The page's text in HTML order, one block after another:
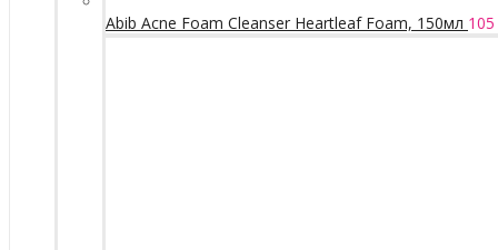
Abib Acne Foam Cleanser Heartleaf Foam, 150мл